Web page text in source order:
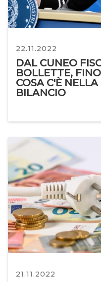
22.11.2022
DAL CUNEO
BOLLETTE,
COSA C'È
BILANCIO
21.11.2022